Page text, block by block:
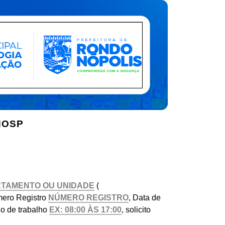
(
Registro
, Data de
de trabalho
, solicito